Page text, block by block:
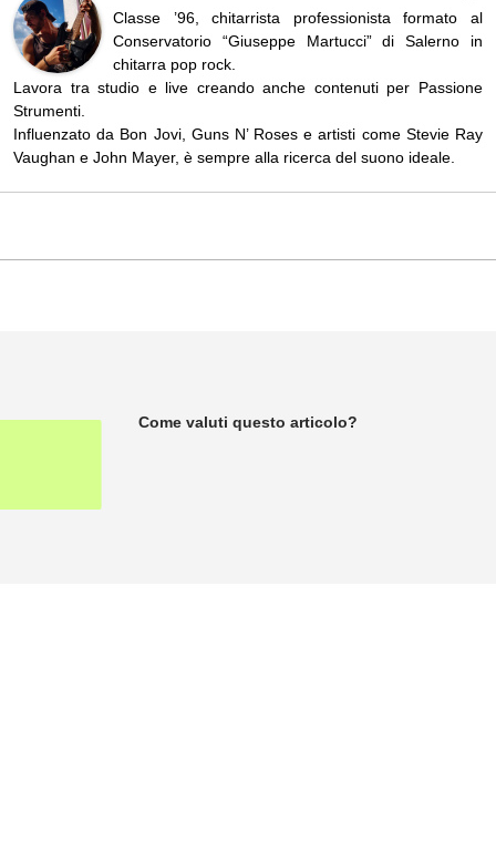
Classe ’96, chitarrista professionista formato al
Conservatorio “Giuseppe Martucci” di Salerno in
chitarra pop rock.
Lavora tra studio e live creando anche contenuti per Passione
Strumenti.
Influenzato da Bon Jovi, Guns N’ Roses e artisti come Stevie Ray
Vaughan e John Mayer, è sempre alla ricerca del suono ideale.
Come valuti questo articolo?